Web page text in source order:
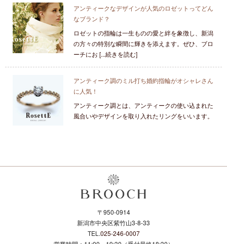
アンティークなデザインが人気のロゼットってどん
なブランド？
ロゼットの指輪は一生ものの愛と絆を象徴し、新潟
の方々の特別な瞬間に輝きを添えます。ぜひ、ブロ
ーチにお [...続きを読む]
アンティーク調のミル打ち婚約指輪がオシャレさん
に人気！
アンティーク調とは、アンティークの使い込まれた
風合いやデザインを取り入れたリングをいいます。
〒950-0914
新潟市中央区紫竹山3-8-33
TEL.025-246-0007